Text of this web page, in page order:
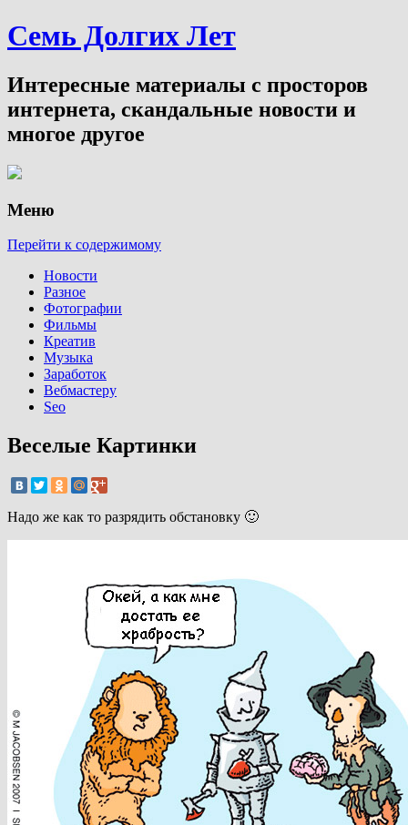
Семь Долгих Лет
Интересные материалы с просторов
интернета, скандальные новости и
многое другое
Меню
Перейти к содержимому
Новости
Разное
Фотографии
Фильмы
Креатив
Музыка
Заработок
Вебмастеру
Seo
Веселые Картинки
Надо же как то разрядить обстановку 🙂